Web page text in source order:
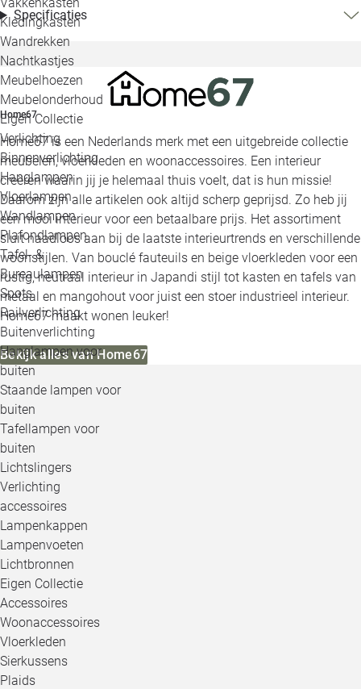
Kledingkasten
Wandrekken
Nachtkastjes
Meubelhoezen
Meubelonderhoud
Eigen Collectie
Verlichting
Binnenverlichting
Hanglampen
Vloerlampen
Wandlampen
Plafondlampen
Tafel- &
Bureaulampen
Spots
Railverlichting
Buitenverlichting
Hanglampen voor
buiten
Staande lampen voor
buiten
Tafellampen voor
buiten
Lichtslingers
Verlichting
accessoires
Lampenkappen
Lampenvoeten
Lichtbronnen
Eigen Collectie
Accessoires
Woonaccessoires
Vloerkleden
Sierkussens
Plaids
Specificaties
Home67
Home67 is een Nederlands merk met een uitgebreide collectie
meubelen, vloerkleden en woonaccessoires. Een interieur
creëren waarin jij je helemaal thuis voelt, dat is hun missie!
Daarom zijn alle artikelen ook altijd scherp geprijsd. Zo heb jij
een mooi interieur voor een betaalbare prijs. Het assortiment
sluit naadloos aan bij de laatste interieurtrends en verschillende
woonstijlen. Van bouclé fauteuils en beige vloerkleden voor een
rustig, neutraal interieur in Japandi stijl tot kasten en tafels van
metaal en mangohout voor juist een stoer industrieel interieur.
Home67 maakt wonen leuker!
Bekijk alles van Home67